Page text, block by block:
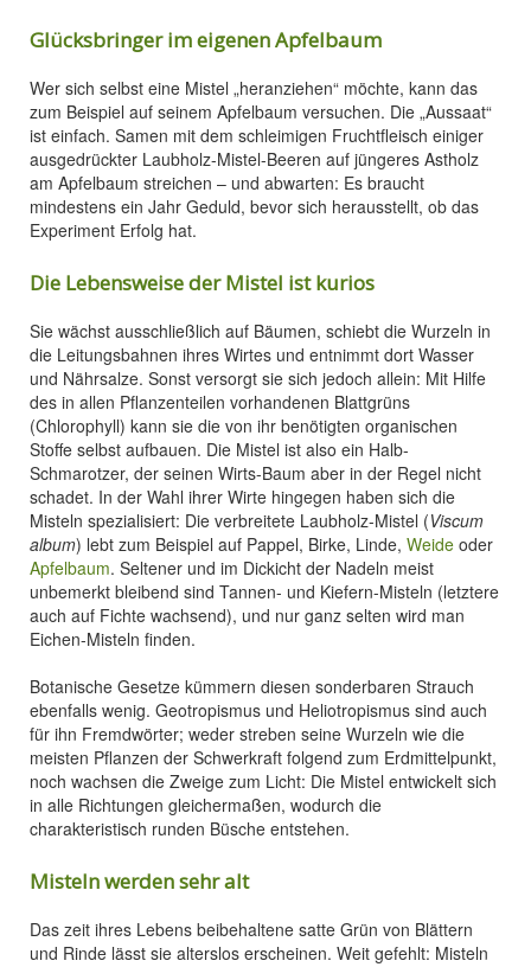
Glücksbringer im eigenen Apfelbaum
Wer sich selbst eine Mistel „heranziehen“ möchte, kann das
zum Beispiel auf seinem Apfelbaum versuchen. Die „Aussaat“
ist einfach. Samen mit dem schleimigen Fruchtfleisch einiger
ausgedrückter Laubholz-Mistel-Beeren auf jüngeres Astholz
am Apfelbaum streichen – und abwarten: Es braucht
mindestens ein Jahr Geduld, bevor sich herausstellt, ob das
Experiment Erfolg hat.
Die Lebensweise der Mistel ist kurios
Sie wächst ausschließlich auf Bäumen, schiebt die Wurzeln in
die Leitungsbahnen ihres Wirtes und entnimmt dort Wasser
und Nährsalze. Sonst versorgt sie sich jedoch allein: Mit Hilfe
des in allen Pflanzenteilen vorhandenen Blattgrüns
(Chlorophyll) kann sie die von ihr benötigten organischen
Stoffe selbst aufbauen. Die Mistel ist also ein Halb-
Schmarotzer, der seinen Wirts-Baum aber in der Regel nicht
schadet. In der Wahl ihrer Wirte hingegen haben sich die
Misteln spezialisiert: Die verbreitete Laubholz-Mistel (Viscum
album) lebt zum Beispiel auf Pappel, Birke, Linde, Weide oder
Apfelbaum. Seltener und im Dickicht der Nadeln meist
unbemerkt bleibend sind Tannen- und Kiefern-Misteln (letztere
auch auf Fichte wachsend), und nur ganz selten wird man
Eichen-Misteln finden.
Botanische Gesetze kümmern diesen sonderbaren Strauch
ebenfalls wenig. Geotropismus und Heliotropismus sind auch
für ihn Fremdwörter; weder streben seine Wurzeln wie die
meisten Pflanzen der Schwerkraft folgend zum Erdmittelpunkt,
noch wachsen die Zweige zum Licht: Die Mistel entwickelt sich
in alle Richtungen gleichermaßen, wodurch die
charakteristisch runden Büsche entstehen.
Misteln werden sehr alt
Das zeit ihres Lebens beibehaltene satte Grün von Blättern
und Rinde lässt sie alterslos erscheinen. Weit gefehlt: Misteln